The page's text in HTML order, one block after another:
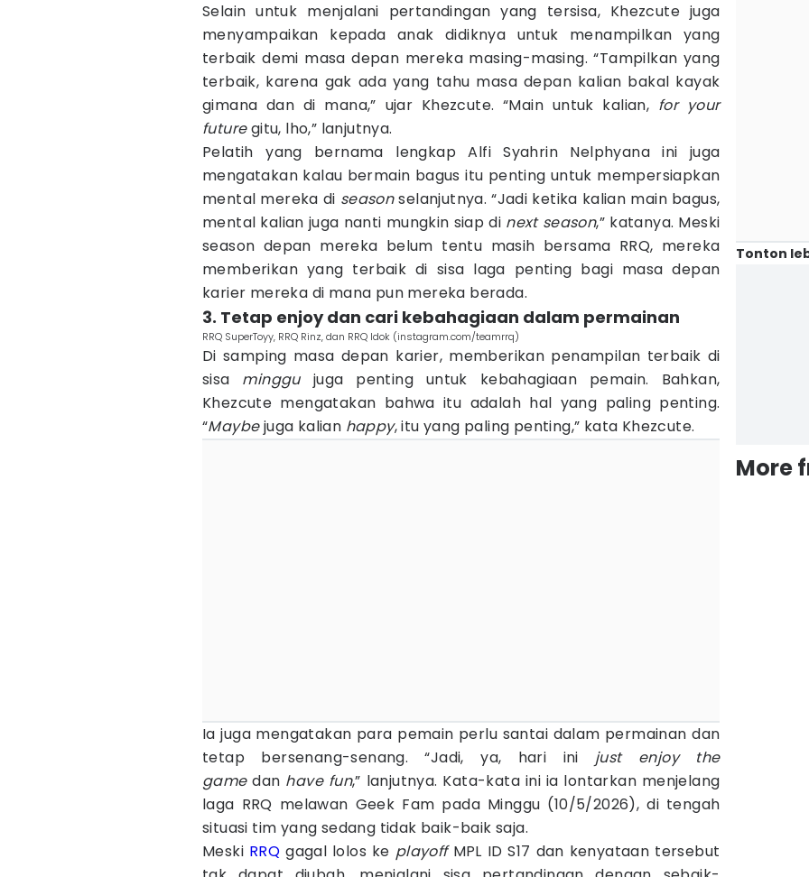
Selain untuk menjalani pertandingan yang tersisa, Khezcute juga
menyampaikan kepada anak didiknya untuk menampilkan yang
terbaik demi masa depan mereka masing-masing. “Tampilkan yang
terbaik, karena gak ada yang tahu masa depan kalian bakal kayak
gimana dan di mana,” ujar Khezcute. “Main untuk kalian, for your
futuregitu, lho,” lanjutnya.
Pelatih yang bernama lengkap Alfi Syahrin Nelphyana ini juga
mengatakan kalau bermain bagus itu penting untuk mempersiapkan
mental mereka di seasonselanjutnya. “Jadi ketika kalian main bagus,
mental kalian juga nanti mungkin siap di next season,” katanya. Meski
season depan mereka belum tentu masih bersama RRQ, mereka
memberikan yang terbaik di sisa laga penting bagi masa depan
karier mereka di mana pun mereka berada.
3. Tetap enjoy dan cari kebahagiaan dalam permainan
RRQ SuperToyy, RRQ Rinz, dan RRQ Idok (instagram.com/teamrrq)
Di samping masa depan karier, memberikan penampilan terbaik di
sisa minggujuga penting untuk kebahagiaan pemain. Bahkan,
Khezcute mengatakan bahwa itu adalah hal yang paling penting.
“Maybejuga kalian happy, itu yang paling penting,” kata Khezcute.
Ia juga mengatakan para pemain perlu santai dalam permainan dan
tetap bersenang-senang. “Jadi, ya, hari ini just enjoy the
gamedan have fun,” lanjutnya. Kata-kata ini ia lontarkan menjelang
laga RRQ melawan Geek Fam pada Minggu (10/5/2026), di tengah
situasi tim yang sedang tidak baik-baik saja.
Meski RRQ gagal lolos ke playoff MPL ID S17 dan kenyataan tersebut
Tonton
More